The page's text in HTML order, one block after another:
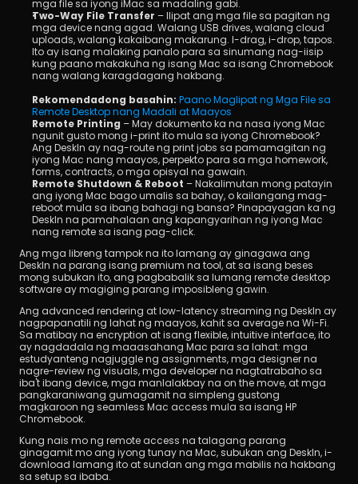
mga file sa iyong iMac sa madaling gabi.
Two-Way File Transfer – Ilipat ang mga file sa pagitan ng
mga device nang agad. Walang USB drives, walang cloud
uploads, walang kakaibang makarung. I-drag, i-drop, tapos.
Ito ay isang malaking panalo para sa sinumang nag-iisip
kung paano makakuha ng isang Mac sa isang Chromebook
nang walang karagdagang hakbang.
Rekomendadong basahin: Paano Maglipat ng Mga File sa
Remote Desktop nang Madali at Maayos
Remote Printing – May dokumento ka na nasa iyong Mac
ngunit gusto mong i-print ito mula sa iyong Chromebook?
Ang DeskIn ay nag-route ng print jobs sa pamamagitan ng
iyong Mac nang maayos, perpekto para sa mga homework,
forms, contracts, o mga opisyal na gawain.
Remote Shutdown & Reboot – Nakalimutan mong patayin
ang iyong Mac bago umalis sa bahay, o kailangang mag-
reboot mula sa ibang bahagi ng bansa? Pinapayagan ka ng
DeskIn na pamahalaan ang kapangyarihan ng iyong Mac
nang remote sa isang pag-click.
Ang mga libreng tampok na ito lamang ay ginagawa ang
DeskIn na parang isang premium na tool, at sa isang beses
mong subukan ito, ang pagbabalik sa lumang remote desktop
software ay magiging parang imposibleng gawin.
Ang advanced rendering at low-latency streaming ng DeskIn ay
nagpapanatili ng lahat ng maayos, kahit sa average na Wi-Fi.
Sa matibay na encryption at isang flexible, intuitive interface, ito
ay nagdadala ng maaasahang Mac para sa lahat: mga
estudyanteng nagjuggle ng assignments, mga designer na
nagre-review ng visuals, mga developer na nagtatrabaho sa
iba't ibang device, mga manlalakbay na on the move, at mga
pangkaraniwang gumagamit na simpleng gustong
magkaroon ng seamless Mac access mula sa isang HP
Chromebook.
Kung nais mo ng remote access na talagang parang
ginagamit mo ang iyong tunay na Mac, subukan ang DeskIn, i-
download lamang ito at sundan ang mga mabilis na hakbang
sa setup sa ibaba.